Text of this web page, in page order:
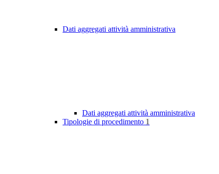
Dati aggregati attività amministrativa
Dati aggregati attività amministrativa
Tipologie di procedimento 1